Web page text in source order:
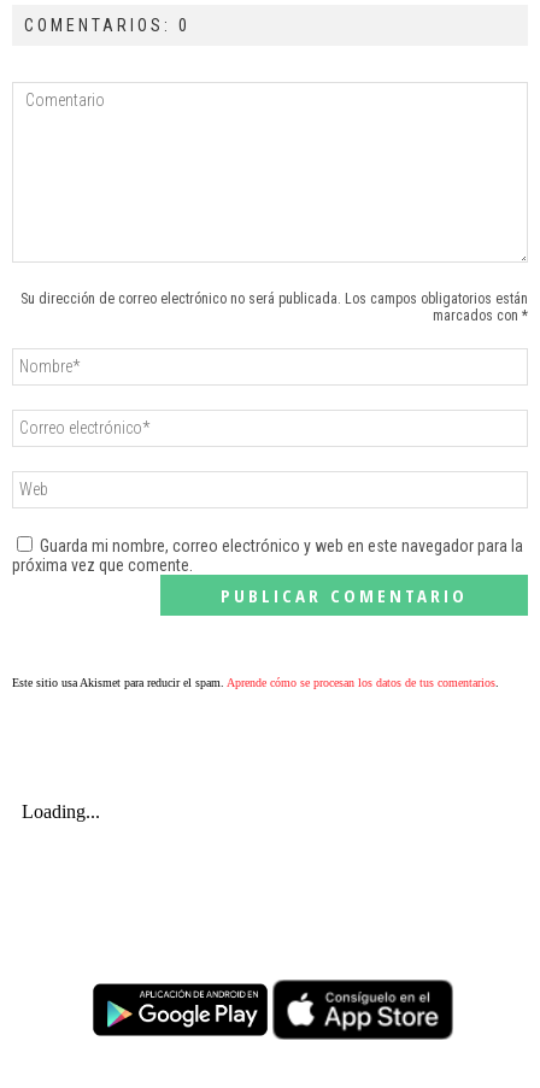
COMENTARIOS: 0
Su dirección de correo electrónico no será publicada. Los campos obligatorios están
marcados con *
Guarda mi nombre, correo electrónico y web en este navegador para la
próxima vez que comente.
Este sitio usa Akismet para reducir el spam. Aprende cómo se procesan los datos de tus comentarios